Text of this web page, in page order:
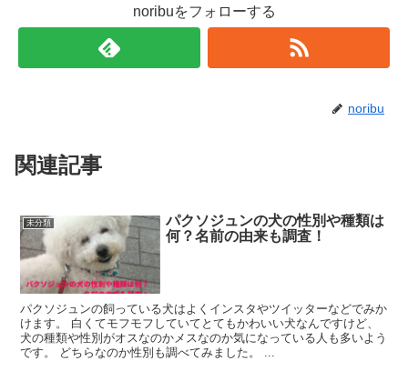
noribuをフォローする
noribu
関連記事
未分類
パクソジュンの犬の性別や種類は
何？名前の由来も調査！
パクソジュンの飼っている犬はよくインスタやツイッターなどでみか
けます。 白くてモフモフしていてとてもかわいい犬なんですけど、
犬の種類や性別がオスなのかメスなのか気になっている人も多いよう
です。 どちらなのか性別も調べてみました。 ...